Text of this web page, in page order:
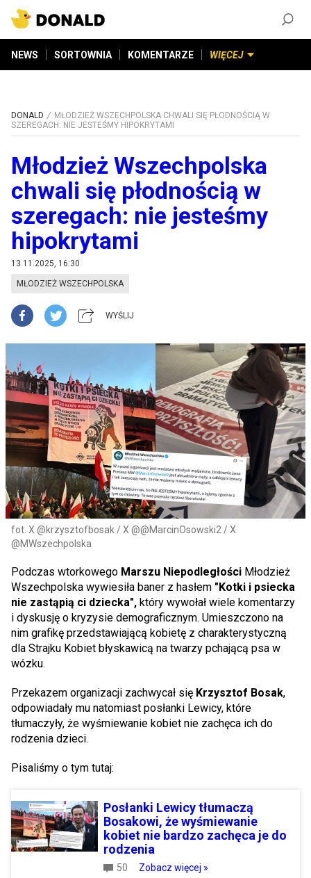
NEWS SORTOWNIA KOMENTARZE WIĘCEJ
DONALD
MŁODZIEŻ WSZECHPOLSKA CHWALI SIĘ PŁODNOŚCIĄ W
SZEREGACH: NIE JESTEŚMY HIPOKRYTAMI
Młodzież Wszechpolska
chwali się płodnością w
szeregach: nie jesteśmy
hipokrytami
13.11.2025, 16:30
MŁODZIEŻ WSZECHPOLSKA
WYŚLIJ
fot. X @krzysztofbosak / X @@MarcinOsowski2 / X
@MWszechpolska
Podczas wtorkowego Marszu Niepodległości Młodzież
Wszechpolska wywiesiła baner z hasłem "Kotki i psiecka
nie zastąpią ci dziecka", który wywołał wiele komentarzy
i dyskusję o kryzysie demograficznym. Umieszczono na
nim grafikę przedstawiającą kobietę z charakterystyczną
dla Strajku Kobiet błyskawicą na twarzy pchającą psa w
wózku.
Przekazem organizacji zachwycał się Krzysztof Bosak,
odpowiadały mu natomiast posłanki Lewicy, które
tłumaczyły, że wyśmiewanie kobiet nie zachęca ich do
rodzenia dzieci.
Pisaliśmy o tym tutaj:
Posłanki Lewicy tłumaczą
Bosakowi, że wyśmiewanie
kobiet nie bardzo zachęca je do
rodzenia
50 Zobacz więcej »